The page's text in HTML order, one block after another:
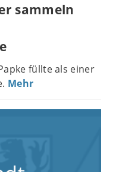
sammeln
füllte als einer
Mehr